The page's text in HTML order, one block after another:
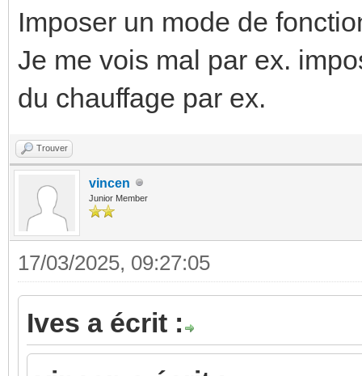
Imposer un mode de
Je me vois mal par ex.
du chauffage par ex.
Trouver
vincen
Junior Member
17/03/2025, 09:27:05
Ives a écrit :